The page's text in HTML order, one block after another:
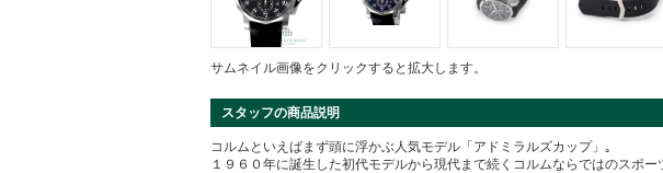
サムネイル画像をクリックすると拡大します。
スタッフの商品説明
コルムといえばまず頭に浮かぶ人気モデル「アドミラルズカップ」｡
１９６０年に誕生した初代モデルから現代まで続くコルムならではのスポー